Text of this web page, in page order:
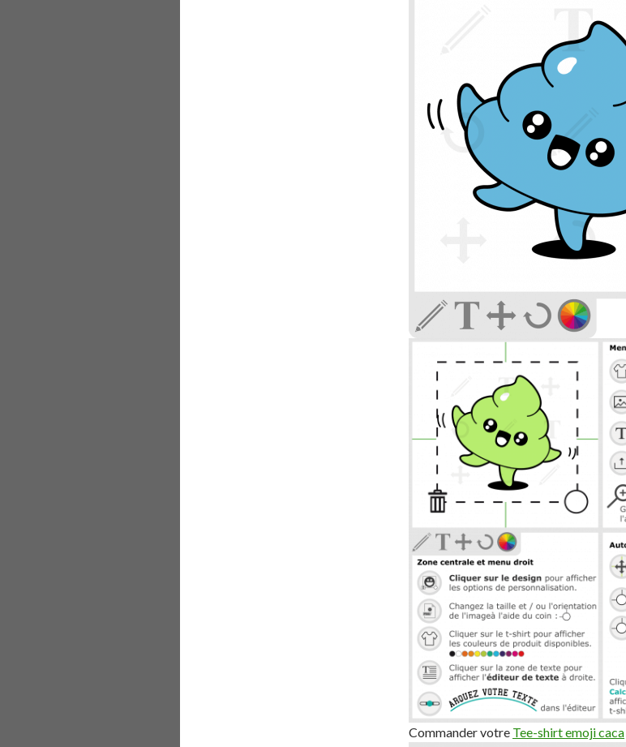
Commander votre Tee-shirt emoji caca